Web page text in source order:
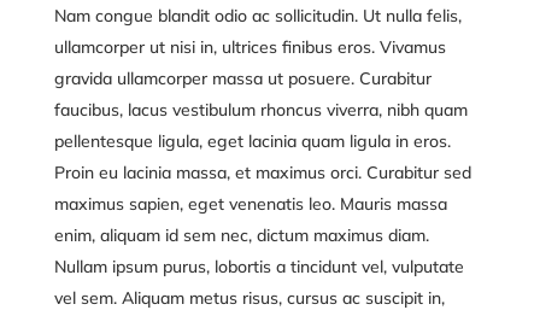
Nam congue blandit odio ac sollicitudin. Ut nulla felis,
ullamcorper ut nisi in, ultrices finibus eros. Vivamus
gravida ullamcorper massa ut posuere. Curabitur
faucibus, lacus vestibulum rhoncus viverra, nibh quam
pellentesque ligula, eget lacinia quam ligula in eros.
Proin eu lacinia massa, et maximus orci. Curabitur sed
maximus sapien, eget venenatis leo. Mauris massa
enim, aliquam id sem nec, dictum maximus diam.
Nullam ipsum purus, lobortis a tincidunt vel, vulputate
vel sem. Aliquam metus risus, cursus ac suscipit in,